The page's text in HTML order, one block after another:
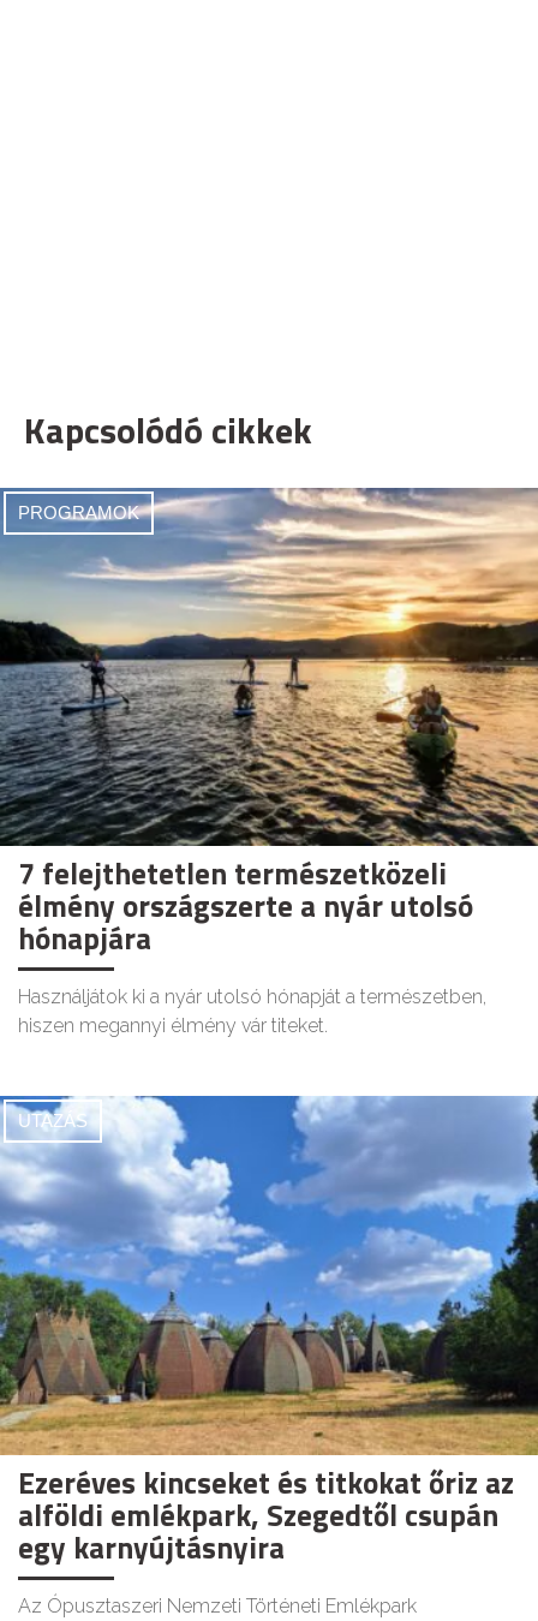
Kapcsolódó cikkek
PROGRAMOK
7 felejthetetlen természetközeli
élmény országszerte a nyár utolsó
hónapjára
Használjátok ki a nyár utolsó hónapját a természetben,
hiszen megannyi élmény vár titeket.
UTAZÁS
Ezeréves kincseket és titkokat őriz az
alföldi emlékpark, Szegedtől csupán
egy karnyújtásnyira
Az Ópusztaszeri Nemzeti Történeti Emlékpark